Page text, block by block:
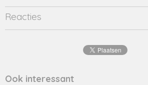
Productcode
door-1-18522
Reacties
Ook interessant